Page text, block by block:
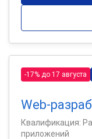
-17% до 17 августа
Web-
Квалификация:
приложений